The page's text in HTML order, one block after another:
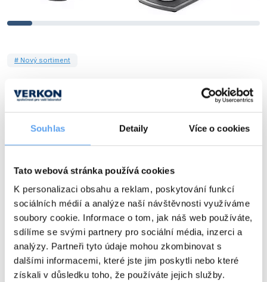
Souhlas Detaily Více o cookies
Tato webová stránka používá cookies
K personalizaci obsahu a reklam, poskytování funkcí
sociálních médií a analýze naší návštěvnosti využíváme
soubory cookie. Informace o tom, jak náš web používáte,
sdílíme se svými partnery pro sociální média, inzerci a
analýzy. Partneři tyto údaje mohou zkombinovat s
dalšími informacemi, které jste jim poskytli nebo které
získali v důsledku toho, že používáte jejich služby.
# Nový sortiment
Podobné příspěvky